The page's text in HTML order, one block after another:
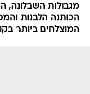
מגבולות השבלונה,
הכותנה הלבנות
המוצלחים ביותר